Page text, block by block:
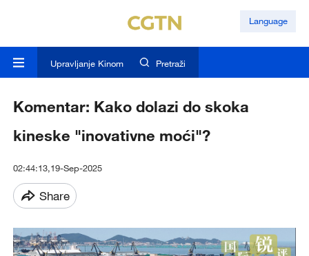
Language
Upravljanje Kinom Pretraži
Komentar: Kako dolazi do skoka
kineske "inovativne moći"?
02:44:13,19-Sep-2025
Share